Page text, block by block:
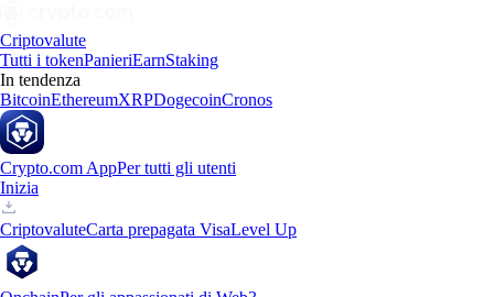
Criptovalute
Tutti i tokenPanieriEarnStaking
In tendenza
BitcoinEthereumXRPDogecoinCronos
Crypto.com AppPer tutti gli utenti
Inizia
CriptovaluteCarta prepagata VisaLevel Up